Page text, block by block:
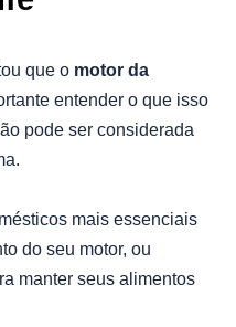
que o motor da
entender o que isso
pode ser considerada
mais essenciais
do seu motor, ou
manter seus alimentos